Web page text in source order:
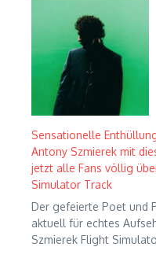
Sensationelle
Antony Szmierek mit
jetzt alle Fans völlig
Simulator Track
Der gefeierte Poet und
aktuell für echtes
Szmierek Flight